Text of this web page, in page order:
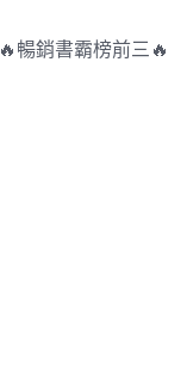
🔥暢銷書霸榜前三🔥